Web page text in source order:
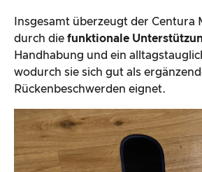
Insgesamt überzeugt der Centura
durch die funktionale
Handhabung und ein
wodurch sie sich gut als
Rückenbeschwerden eignet.